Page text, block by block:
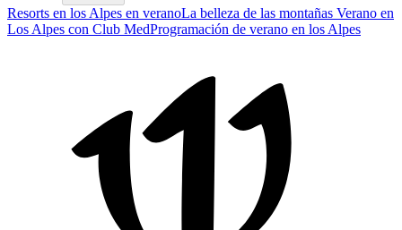
Resorts en los Alpes en veranoLa belleza de las montañas Verano en
Los Alpes con Club MedProgramación de verano en los Alpes